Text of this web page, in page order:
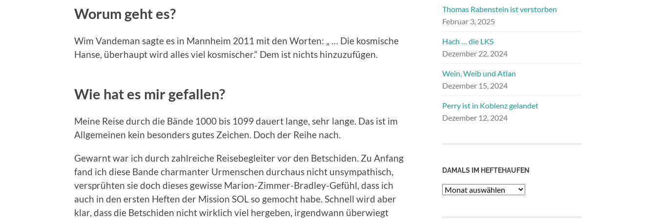
Worum geht es?
Wim Vandeman sagte es in Mannheim 2011 mit den Worten: „ … Die kosmische
Hanse, überhaupt wird alles viel kosmischer.“ Dem ist nichts hinzuzufügen.
Wie hat es mir gefallen?
Meine Reise durch die Bände 1000 bis 1099 dauert lange, sehr lange. Das ist im
Allgemeinen kein besonders gutes Zeichen. Doch der Reihe nach.
Gewarnt war ich durch zahlreiche Reisebegleiter vor den Betschiden. Zu Anfang
fand ich diese Bande charmanter Urmenschen durchaus nicht unsympathisch,
versprühten sie doch dieses gewisse Marion-Zimmer-Bradley-Gefühl, dass ich
auch in den ersten Heften der Mission SOL so gemocht habe. Schnell wird aber
klar, dass die Betschiden nicht wirklich viel hergeben, irgendwann überwiegt
Thomas Rabenstein ist verstorben
Februar 3, 2025
Hach … die LKS
Dezember 22, 2024
Wein, Weib und Atlan
Dezember 15, 2024
Perry ist in Koblenz gelandet
Dezember 12, 2024
DAMALS IM HEFTEHAUFEN
Damals